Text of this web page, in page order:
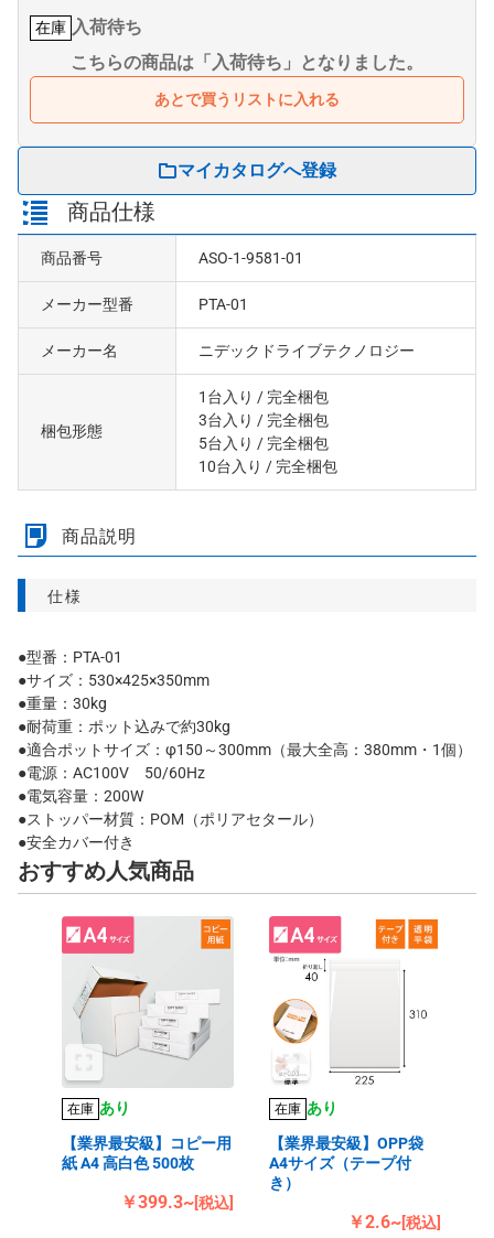
在庫 入荷待ち
こちらの商品は「入荷待ち」となりました。
あとで買うリストに入れる
マイカタログへ登録
商品仕様
商品番号 ASO-1-9581-01
メーカー型番 PTA-01
メーカー名 ニデックドライブテクノロジー
梱包形態
1台入り / 完全梱包
3台入り / 完全梱包
5台入り / 完全梱包
10台入り / 完全梱包
商品説明
仕様
●型番：PTA-01
●サイズ：530×425×350mm
●重量：30kg
●耐荷重：ポット込みで約30kg
●適合ポットサイズ：φ150～300mm（最大全高：380mm・1個）
●電源：AC100V 50/60Hz
●電気容量：200W
●ストッパー材質：POM（ポリアセタール）
●安全カバー付き
おすすめ人気商品
在庫 あり
【業界最安級】コピー用
紙 A4 高白色 500枚
￥399.3~[税込]
在庫 あり
【業界最安級】OPP袋
A4サイズ（テープ付
き）
￥2.6~[税込]